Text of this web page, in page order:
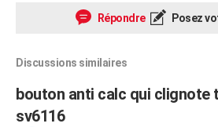
Répondre Posez
Discussions similaires
bouton anti calc qui clignote
sv6116